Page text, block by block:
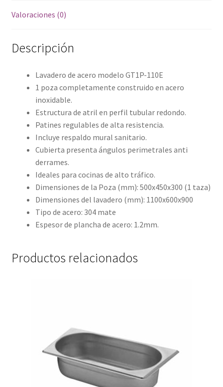
Valoraciones (0)
Descripción
Lavadero de acero modelo GT1P-110E
1 poza completamente construido en acero
inoxidable.
Estructura de atril en perfil tubular redondo.
Patines regulables de alta resistencia.
Incluye respaldo mural sanitario.
Cubierta presenta ángulos perimetrales anti
derrames.
Ideales para cocinas de alto tráfico.
Dimensiones de la Poza (mm): 500x450x300 (1 taza)
Dimensiones del lavadero (mm): 1100x600x900
Tipo de acero: 304 mate
Espesor de plancha de acero: 1.2mm.
Productos relacionados